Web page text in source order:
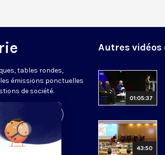
tables rondes,
émissions ponctuelles
de société.
de l'émission
Autres vidéos
01:05:37
43:50